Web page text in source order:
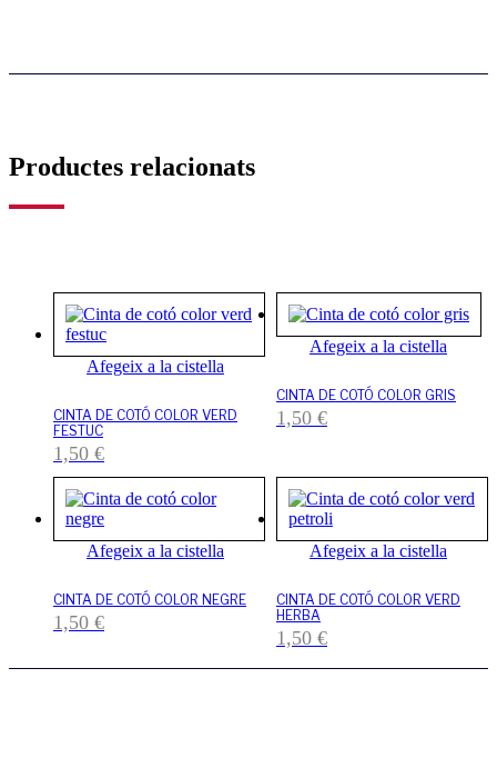
Productes relacionats
Afegeix a la cistella
CINTA DE COTÓ COLOR VERD
FESTUC
1,50 €
Afegeix a la cistella
CINTA DE COTÓ COLOR GRIS
1,50 €
Afegeix a la cistella
CINTA DE COTÓ COLOR NEGRE
1,50 €
Afegeix a la cistella
CINTA DE COTÓ COLOR VERD
HERBA
1,50 €